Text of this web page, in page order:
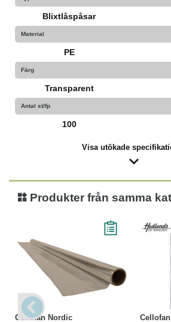
Blixtlåspåsar
Material
PE
Färg
Transparent
Antal st/fp
100
Visa utökade
Produkter från samma
Cellofan Nordic